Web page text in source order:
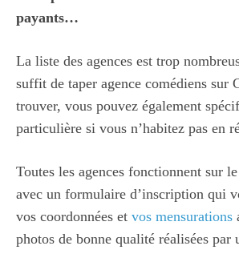
payants…
La liste des agences est trop
suffit de taper agence comédiens sur
trouver, vous pouvez également
particulière si vous n’habitez pas en
Toutes les agences fonctionnent sur
avec un formulaire d’inscription qui
vos coordonnées et vos mensurations
photos de bonne qualité réalisées par